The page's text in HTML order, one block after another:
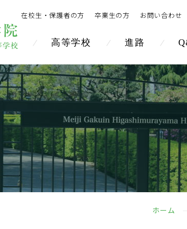
高等学校 進路
在校生・保護者の方 卒業生の方 お問い合わせ
ホーム